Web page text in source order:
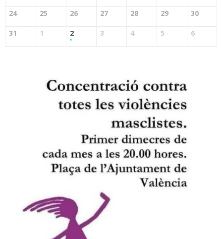
24 25 26 27 28 29 30
31 1 2 3 4 5 6